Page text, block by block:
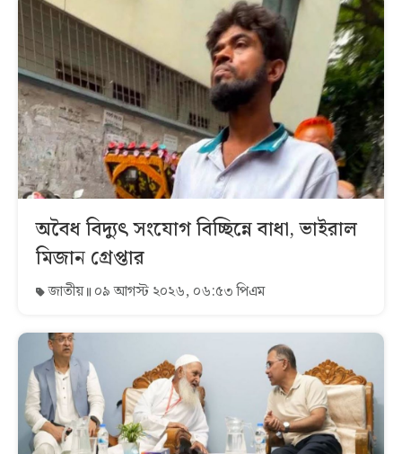
অবৈধ বিদ্যুৎ সংযোগ বিচ্ছিন্নে বাধা, ভাইরাল
মিজান গ্রেপ্তার
জাতীয় ০৯ আগস্ট ২০২৬, ০৬:৫৩ পিএম